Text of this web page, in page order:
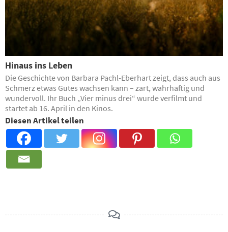
Hinaus ins Leben
Die Geschichte von Barbara Pachl-Eberhart zeigt, dass auch aus
Schmerz etwas Gutes wachsen kann – zart, wahrhaftig und
wundervoll. Ihr Buch „Vier minus drei“ wurde verfilmt und
startet ab 16. April in den Kinos.
Diesen Artikel teilen